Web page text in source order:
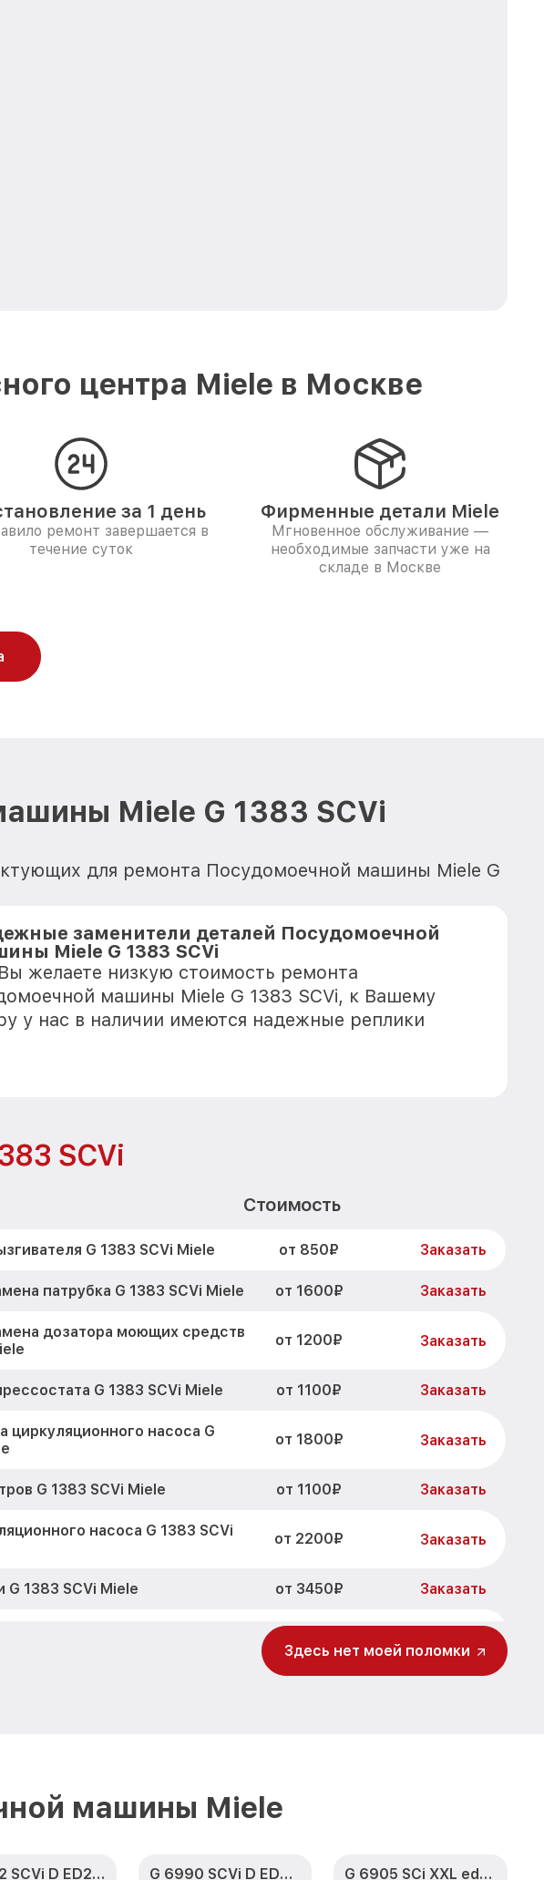
центра Miele в Москве
за 1 день
ремонт завершается в
течение суток
Фирменные детали Miele
Мгновенное обслуживание —
необходимые запчасти уже на
складе в Москве
Miele G 1383 SCVi
для ремонта Посудомоечной машины Miele G
заменители деталей Посудомоечной
Miele G 1383 SCVi
желаете низкую стоимость ремонта
машины Miele G 1383 SCVi, к Вашему
у нас в наличии имеются надежные реплики
SCVi
Стоимость
G 1383 SCVi Miele от 850₽ Заказать
патрубка G 1383 SCVi Miele от 1600₽ Заказать
дозатора моющих средств
от 1200₽ Заказать
G 1383 SCVi Miele от 1100₽ Заказать
циркуляционного насоса G
от 1800₽ Заказать
G 1383 SCVi Miele от 1100₽ Заказать
насоса G 1383 SCVi
от 2200₽ Заказать
G 1383 SCVi Miele от 3450₽ Заказать
от 1250₽ Заказать
от 1590₽ Заказать
насоса G 1383 SCVi
Здесь нет моей поломки
машины Miele
G 6992 SCVi D ED230 2,0 k2o G 6990 SCVi D ED230 2,1 k2o G 6905 SCi XXL edst/clst